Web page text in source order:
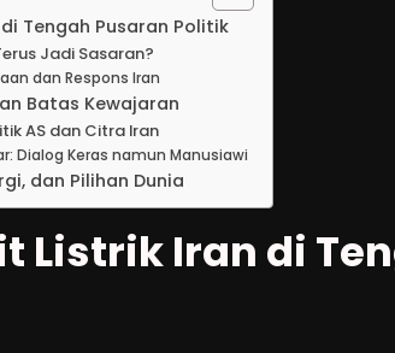
Tengah Pusaran Politik
Jadi Sasaran?
dan Respons Iran
Batas Kewajaran
AS dan Citra Iran
Dialog Keras namun Manusiawi
dan Pilihan Dunia
Listrik Iran di